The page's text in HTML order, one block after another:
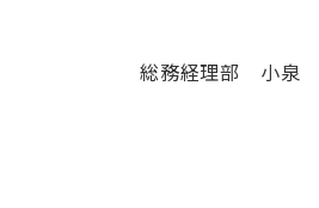
総務経理部 小泉